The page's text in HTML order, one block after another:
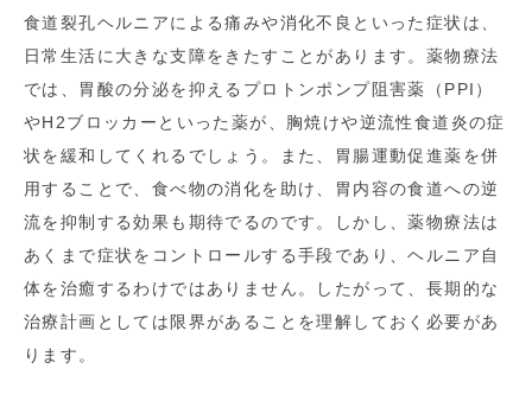
食道裂孔ヘルニアによる痛みや消化不良といった症状は、
日常生活に大きな支障をきたすことがあります。薬物療法
では、胃酸の分泌を抑えるプロトンポンプ阻害薬（PPI）
やH2ブロッカーといった薬が、胸焼けや逆流性食道炎の症
状を緩和してくれるでしょう。また、胃腸運動促進薬を併
用することで、食べ物の消化を助け、胃内容の食道への逆
流を抑制する効果も期待でるのです。しかし、薬物療法は
あくまで症状をコントロールする手段であり、ヘルニア自
体を治癒するわけではありません。したがって、長期的な
治療計画としては限界があることを理解しておく必要があ
ります。